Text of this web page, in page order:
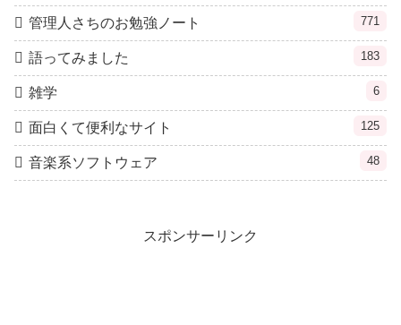
管理人さちのお勉強ノート 771
語ってみました 183
雑学 6
面白くて便利なサイト 125
音楽系ソフトウェア 48
スポンサーリンク